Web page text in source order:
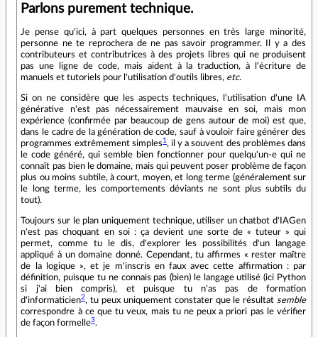
Parlons purement technique.
Je pense qu'ici, à part quelques personnes en très large minorité,
personne ne te reprochera de ne pas savoir programmer. Il y a des
contributeurs et contributrices à des projets libres qui ne produisent
pas une ligne de code, mais aident à la traduction, à l'écriture de
manuels et tutoriels pour l'utilisation d'outils libres, etc.
Si on ne considère que les aspects techniques, l'utilisation d'une IA
générative n'est pas nécessairement mauvaise en soi, mais mon
expérience (confirmée par beaucoup de gens autour de moi) est que,
dans le cadre de la génération de code, sauf à vouloir faire générer des
programmes extrêmement simples 1, il y a souvent des problèmes dans
le code généré, qui semble bien fonctionner pour quelqu'un-e qui ne
connaît pas bien le domaine, mais qui peuvent poser problème de façon
plus ou moins subtile, à court, moyen, et long terme (généralement sur
le long terme, les comportements déviants ne sont plus subtils du
tout).
Toujours sur le plan uniquement technique, utiliser un chatbot d'IAGen
n'est pas choquant en soi : ça devient une sorte de « tuteur » qui
permet, comme tu le dis, d'explorer les possibilités d'un langage
appliqué à un domaine donné. Cependant, tu affirmes « rester maître
de la logique », et je m'inscris en faux avec cette affirmation : par
définition, puisque tu ne connais pas (bien) le langage utilisé (ici Python
si j'ai bien compris), et puisque tu n'as pas de formation
d'informaticien2, tu peux uniquement constater que le résultat semble
correspondre à ce que tu veux, mais tu ne peux a priori pas le vérifier
de façon formelle3.